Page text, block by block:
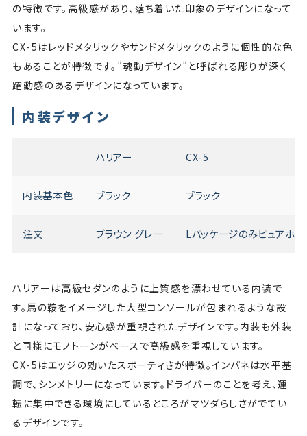
の特徴です。高級感があり、落ち着いた印象のデザインになって
います。
CX-5はレッドメタリックやサンドメタリックのように個性的な色
もあることが特徴です。”魂動デザイン”と呼ばれる彫りが深く
躍動感のあるデザインになっています。
内装デザイン
ハリアー CX-5
内装基本色 ブラック ブラック
注文 ブラウン グレー Lパッケージのみピュアホ
ハリアーは高級セダンのように上質感を漂わせている内装で
す。馬の鞍をイメージした大型コンソールが包まれるような設
計になっており、安心感が重視されたデザインです。内装も外装
と同様にモノトーンがベースで高級感を重視しています。
CX-5はエッジの効いたスポーティさが特徴。インパネは水平基
調で、シンメトリーになっています。ドライバーのことを考え、運
転に集中できる環境にしているところがマツダらしさがでてい
るデザインです。